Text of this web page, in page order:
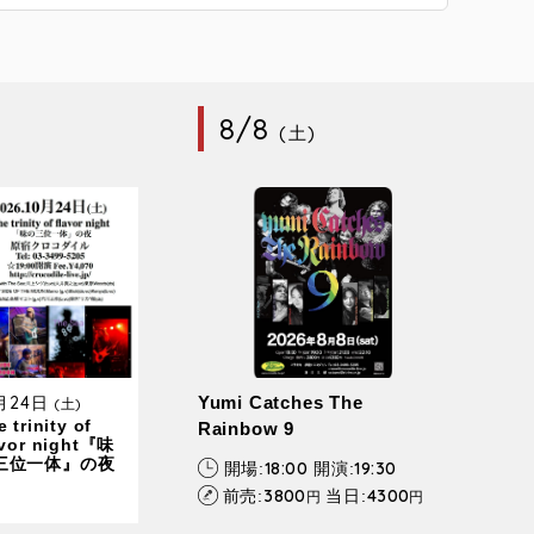
24日 (土)
trinity of
night『味
位一体』の夜
8/8(土)
Yumi Catches The
Rainbow 9
開場:18:00 開演:19:30
前売:3800 円 当日:4300 円